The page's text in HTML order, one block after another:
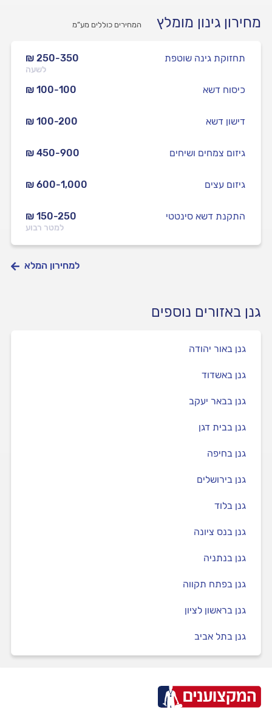
מחירון גינון מומלץ המחירים כוללים מע”מ
₪ 250-350
לשעה
תחזוקת גינה שוטפת
₪ 100-100 כיסוח דשא
₪ 100-200 דישון דשא
₪ 450-900 גיזום צמחים ושיחים
₪ 600-1,000 גיזום עצים
₪ 150-250
למטר רבוע
התקנת דשא סינטטי
למחירון המלא
גנן באזורים נוספים
גנן באור יהודה
גנן באשדוד
גנן בבאר יעקב
גנן בבית דגן
גנן בחיפה
גנן בירושלים
גנן בלוד
גנן בנס ציונה
גנן בנתניה
גנן בפתח תקווה
גנן בראשון לציון
גנן בתל אביב